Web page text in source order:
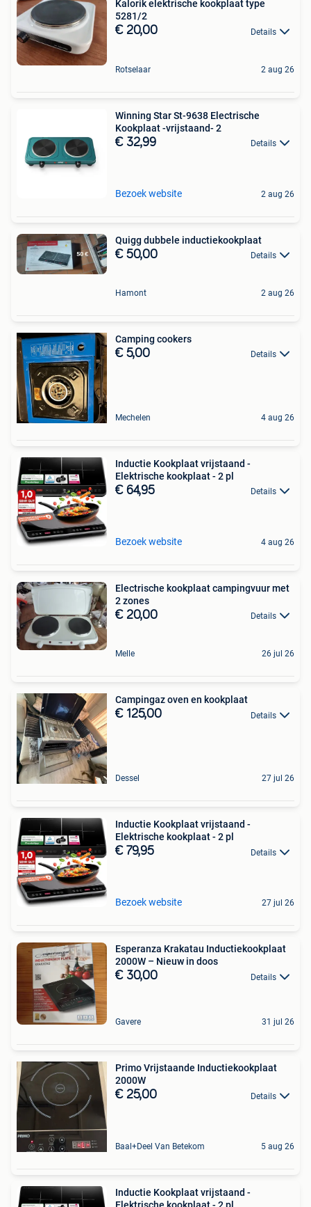
Kalorik elektrische kookplaat type
5281/2
€ 20,00 Details
Rotselaar 2 aug 26
Winning Star St-9638 Electrische
Kookplaat -vrijstaand- 2
€ 32,99 Details
Bezoek website 2 aug 26
Quigg dubbele inductiekookplaat
€ 50,00 Details
Hamont 2 aug 26
Camping cookers
€ 5,00 Details
Mechelen 4 aug 26
Inductie Kookplaat vrijstaand -
Elektrische kookplaat - 2 pl
€ 64,95 Details
Bezoek website 4 aug 26
Electrische kookplaat campingvuur met
2 zones
€ 20,00 Details
Melle 26 jul 26
Campingaz oven en kookplaat
€ 125,00 Details
Dessel 27 jul 26
Inductie Kookplaat vrijstaand -
Elektrische kookplaat - 2 pl
€ 79,95 Details
Bezoek website 27 jul 26
Esperanza Krakatau Inductiekookplaat
2000W – Nieuw in doos
€ 30,00 Details
Gavere 31 jul 26
Primo Vrijstaande Inductiekookplaat
2000W
€ 25,00 Details
Baal+Deel Van Betekom 5 aug 26
Inductie Kookplaat vrijstaand -